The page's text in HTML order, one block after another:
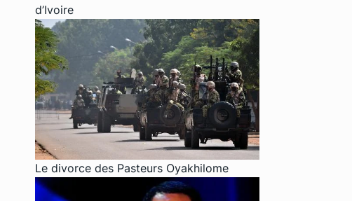
d’Ivoire
Le divorce des Pasteurs Oyakhilome